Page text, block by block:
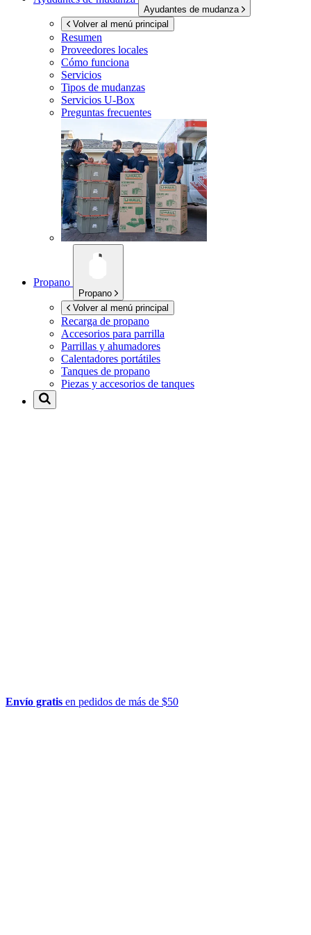
Ayudantes de mudanza
Volver al menú principal
Resumen
Proveedores locales
Cómo funciona
Servicios
Tipos de mudanzas
Servicios U-Box
Preguntas frecuentes
Propano
Propano
Volver al menú principal
Recarga de propano
Accesorios para parrilla
Parrillas y ahumadores
Calentadores portátiles
Tanques de propano
Piezas y accesorios de tanques
Envío gratis en pedidos de más de $50